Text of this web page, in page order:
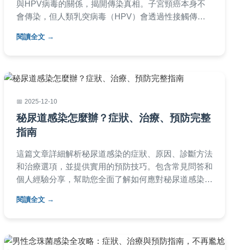
與HPV病毒的關係，揭開傳染真相。子宮頸癌本身不
會傳染，但人類乳突病毒（HPV）會透過性接觸傳
疫苗、抹片檢查、生活習慣調整，並回答常見疑問，幫
閱讀全文
2025-12-10
秘尿道感染怎麼辦？症狀、治療、預防完整
指南
這篇文章詳細解析秘尿道感染的症狀、原因、診斷方法
和治療選項，並提供實用的預防技巧。包含常見問答和
個人經驗分享，幫助您全面了解如何應對秘尿道感染，
閱讀全文